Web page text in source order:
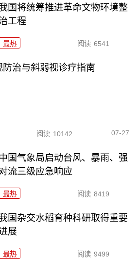
国将统筹推进革命文物环境整
工程
最热 阅读 6541
治与斜弱视诊疗指南
阅读 10142 07-27
国气象局启动台风、暴雨、强
流三级应急响应
最热 阅读 8419
国杂交水稻育种科研取得重要
展
最热 阅读 9499